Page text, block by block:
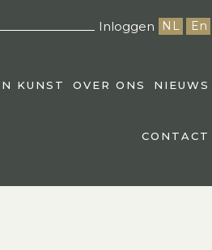
Inloggen NL En
KUNST OVER ONS NIEUWS
CONTACT